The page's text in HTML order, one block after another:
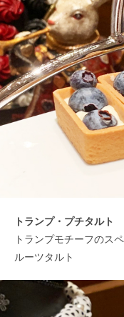
トランプ・プチタルト
トランプモチーフのス
ルーツタルト